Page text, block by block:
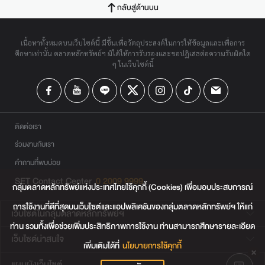
กลับสู่ด้านบน
เนื้อหาทั้งหมดบนเว็บไซต์นี้ มีขึ้นเพื่อวัตถุประสงค์ในการให้ข้อมูลและเพื่อการ
ศึกษาเท่านั้น ตลาดหลักทรัพย์ฯ มิได้ให้การรับรองและขอปฏิเสธต่อความรับผิดใด
ๆ ในเว็บไซต์นี้
ติดต่อเรา
ร่วมงานกับเรา
คำถามที่พบบ่อย
SET Contact Center 0 2009 9999
เว็บไซต์ในกลุ่มตลาดหลักทรัพย์ฯ
เว็บไซต์น่าสนใจ
กลุ่มตลาดหลักทรัพย์แห่งประเทศไทยใช้คุกกี้ (Cookies) เพื่อมอบประสบการณ์
การใช้งานที่ดีที่สุดบนเว็บไซต์และแอปพลิเคชันของกลุ่มตลาดหลักทรัพย์ฯ ให้แก่
ท่าน รวมทั้งเพื่อช่วยเพิ่มประสิทธิภาพการใช้งาน ท่านสามารถศึกษารายละเอียด
เพิ่มเติมได้ที่ นโยบายการใช้คุกกี้